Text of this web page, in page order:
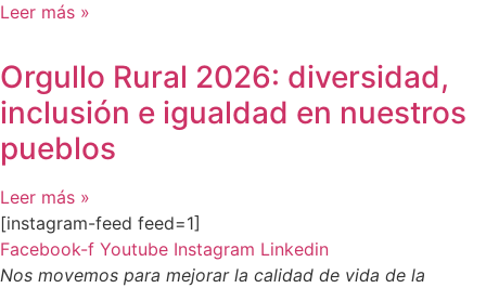
Leer más »
Orgullo Rural 2026: diversidad,
inclusión e igualdad en nuestros
pueblos
Leer más »
[instagram-feed feed=1]
Facebook-f Youtube Instagram Linkedin
Nos movemos para mejorar la calidad de vida de la